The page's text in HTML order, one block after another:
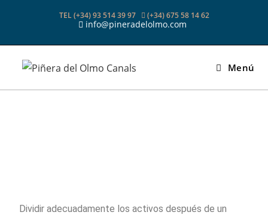
TEL (+34) 93 514 39 97 (+34) 675 58 14 62
info@pineradelolmo.com
Menú
Dividir adecuadamente los activos después de un